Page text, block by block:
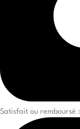
Satisfait ou remboursé